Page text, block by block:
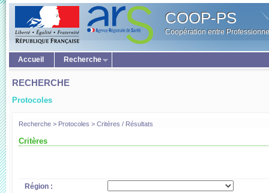
COOP-PS
Coopération entre
Accueil Recherche
RECHERCHE
Protocoles
Recherche > Protocoles > Critères / Résultats
Critères
Région :